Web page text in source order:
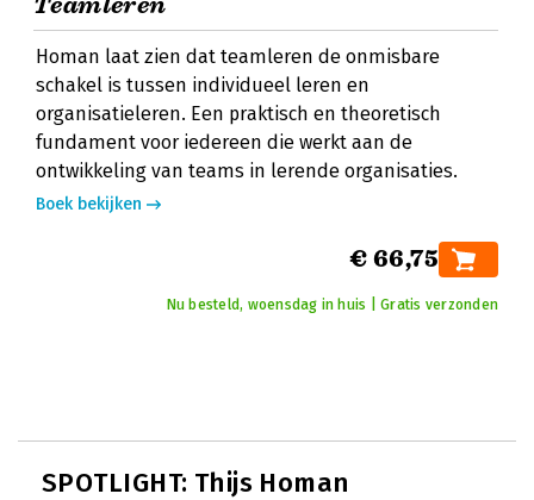
Homan laat zien dat teamleren de onmisbare
schakel is tussen individueel leren en
organisatieleren. Een praktisch en theoretisch
fundament voor iedereen die werkt aan de
ontwikkeling van teams in lerende organisaties.
Boek bekijken
€ 66,75
Nu besteld, woensdag in huis | Gratis verzonden
SPOTLIGHT: Thijs Homan